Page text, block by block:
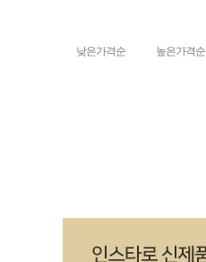
낮은가격순 높은가격순